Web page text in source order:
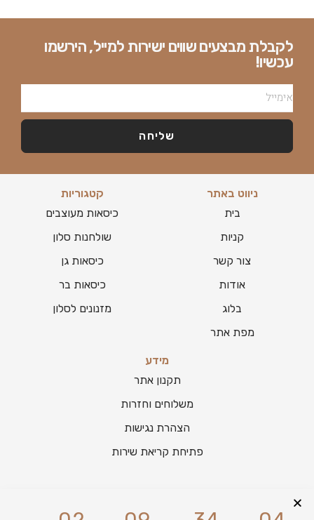
לקבלת מבצעים שווים ישירות למייל, הירשמו
עכשיו!
שליחה
ניווט באתר
בית
קניות
צור קשר
אודות
בלוג
מפת אתר
קטגוריות
כיסאות מעוצבים
שולחנות סלון
כיסאות גן
כיסאות בר
מזנונים לסלון
מידע
תקנון אתר
משלוחים וחזרות
הצהרת נגישות
פתיחת קריאת שירות